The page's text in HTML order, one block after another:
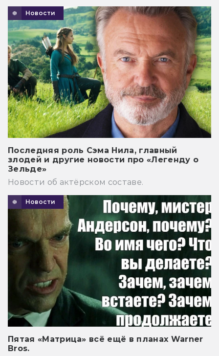
Новости
Последняя роль Сэма Нила, главный
злодей и другие новости про «Легенду о
Зельде»
Новости об актёрском составе.
Новости
Пятая «Матрица» всё ещё в планах Warner
Bros.